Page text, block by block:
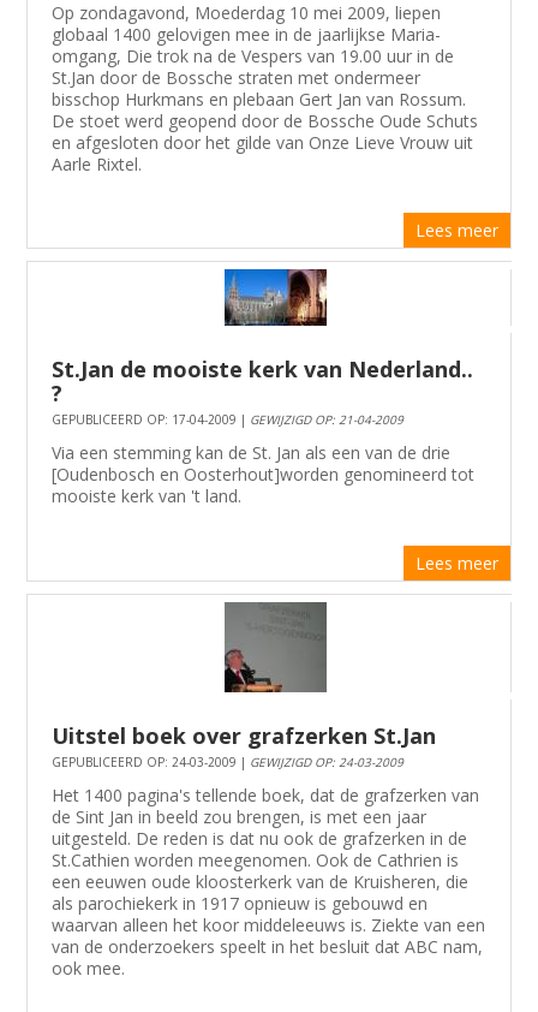
Op zondagavond, Moederdag 10 mei 2009, liepen
globaal 1400 gelovigen mee in de jaarlijkse Maria-
omgang, Die trok na de Vespers van 19.00 uur in de
St.Jan door de Bossche straten met ondermeer
bisschop Hurkmans en plebaan Gert Jan van Rossum.
De stoet werd geopend door de Bossche Oude Schuts
en afgesloten door het gilde van Onze Lieve Vrouw uit
Aarle Rixtel.
Lees meer
St.Jan de mooiste kerk van Nederland..
?
GEPUBLICEERD OP: 17-04-2009 | GEWIJZIGD OP: 21-04-2009
Via een stemming kan de St. Jan als een van de drie
[Oudenbosch en Oosterhout]worden genomineerd tot
mooiste kerk van 't land.
Lees meer
Uitstel boek over grafzerken St.Jan
GEPUBLICEERD OP: 24-03-2009 | GEWIJZIGD OP: 24-03-2009
Het 1400 pagina's tellende boek, dat de grafzerken van
de Sint Jan in beeld zou brengen, is met een jaar
uitgesteld. De reden is dat nu ook de grafzerken in de
St.Cathien worden meegenomen. Ook de Cathrien is
een eeuwen oude kloosterkerk van de Kruisheren, die
als parochiekerk in 1917 opnieuw is gebouwd en
waarvan alleen het koor middeleeuws is. Ziekte van een
van de onderzoekers speelt in het besluit dat ABC nam,
ook mee.